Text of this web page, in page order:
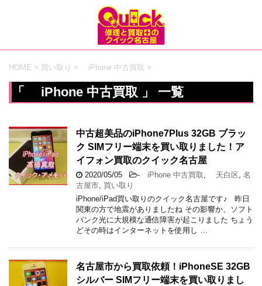
HOME > 買い取り > iPhone 中古買取 >
「 iPhone 中古買取 」 一覧
中古超美品のiPhone7Plus 32GB ブラッ
ク SIMフリー端末を買い取りました！ア
イフォン買取のクイック名古屋
2020/05/05 - iPhone 中古買取 天白区 名
古屋市 買い取り
iPhone/iPad買い取りのクイック名古屋です♪ 昨日
関東の方で地震がありましたね その影響か、ソフト
バンク光に大規模な通信障害が起こりました ちょう
どその時はインターネットを使用し …
名古屋市から買取依頼！iPhoneSE 32GB
シルバー SIMフリー端末を買い取りまし